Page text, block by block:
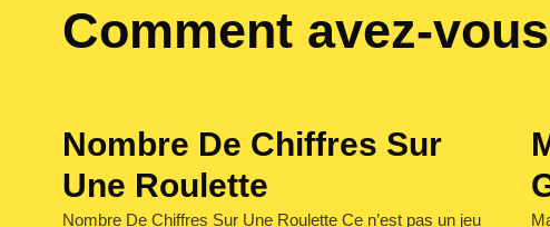
Comment avez-
Nombre De Chiffres Sur
Une Roulette
Nombre De Chiffres Sur Une Roulette Ce n’est pas un jeu